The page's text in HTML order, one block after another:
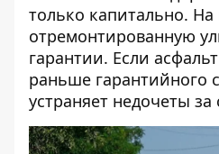
только капитально.
отремонтированную
гарантии. Если
раньше гарантийного
устраняет недочеты за